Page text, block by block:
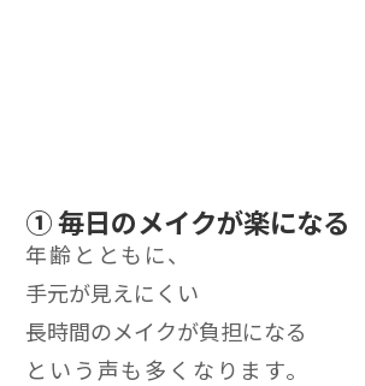
① 毎日のメイクが楽になる
年齢とともに、
手元が見えにくい
長時間のメイクが負担になる
という声も多くなります。